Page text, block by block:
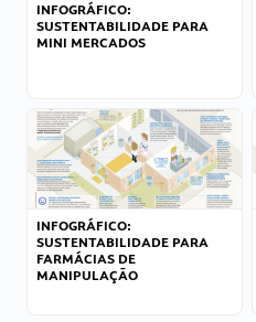
INFOGRÁFICO:
SUSTENTABILIDADE PARA
MINI MERCADOS
INFOGRÁFICO:
SUSTENTABILIDADE PARA
FARMÁCIAS DE
MANIPULAÇÃO